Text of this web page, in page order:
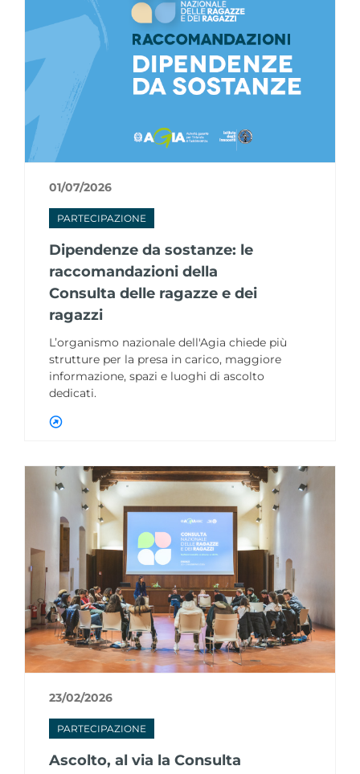
01/07/2026
PARTECIPAZIONE
Dipendenze da sostanze: le
raccomandazioni della
Consulta delle ragazze e dei
ragazzi
L’organismo nazionale dell'Agia chiede più
strutture per la presa in carico, maggiore
informazione, spazi e luoghi di ascolto
dedicati.
23/02/2026
PARTECIPAZIONE
Ascolto, al via la Consulta